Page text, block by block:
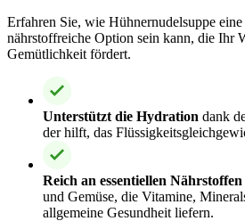
Erfahren Sie, wie Hühnernudelsuppe
nährstoffreiche Option sein kann, die Ihr
Gemütlichkeit fördert.
Unterstützt die Hydration dank
der hilft, das
Reich an essentiellen Nährstoffen
und Gemüse, die Vitamine,
allgemeine Gesundheit liefern.